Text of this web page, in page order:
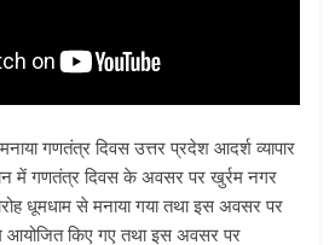
गणतंत्र दिवस उत्तर प्रदेश आदर्श व्यापार
में गणतंत्र दिवस के अवसर पर खुर्रम नगर
धूमधाम से मनाया गया तथा इस अवसर पर
आयोजित किए गए तथा इस अवसर पर